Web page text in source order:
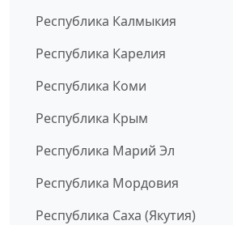
Республика Калмыкия
Республика Карелия
Республика Коми
Республика Крым
Республика Марий Эл
Республика Мордовия
Республика Саха (Якутия)